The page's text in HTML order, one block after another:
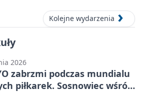
Kolejne wydarzenia
2026
zabrzmi podczas mundialu
piłkarek. Sosnowiec wśród